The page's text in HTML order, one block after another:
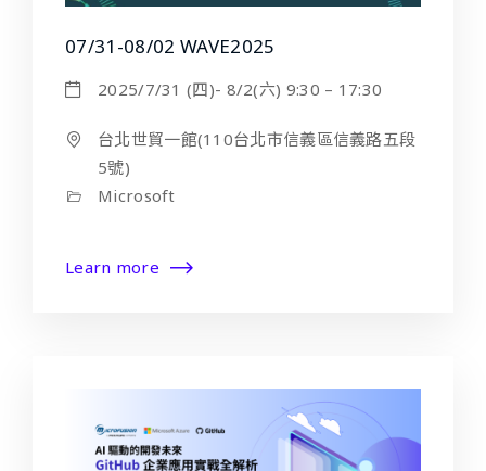
07/31-08/02 WAVE2025
2025/7/31 (四)- 8/2(六) 9:30 – 17:30
台北世貿一館(110台北市信義區信義路五段
5號)
Microsoft
Learn more